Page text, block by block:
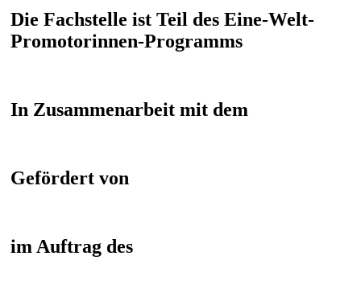
Die Fachstelle ist Teil des Eine-Welt-
Promotorinnen-Programms
In Zusammenarbeit mit dem
Gefördert von
im Auftrag des